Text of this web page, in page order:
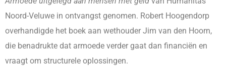
Noord-Veluwe in ontvangst genomen. Robert Hoogendorp
overhandigde het boek aan wethouder Jim van den Hoorn,
die benadrukte dat armoede verder gaat dan financiën en
vraagt om structurele oplossingen.